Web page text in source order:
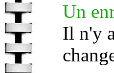
Un
Il n'y